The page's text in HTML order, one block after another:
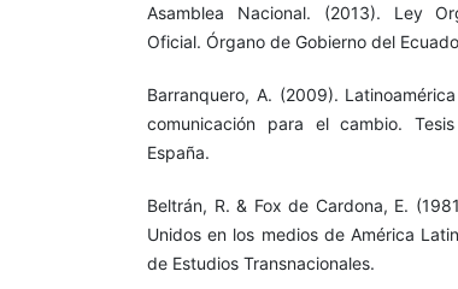
Asamblea Nacional. (2013). Ley
Oficial. Órgano de Gobierno del
Barranquero, A. (2009).
comunicación para el cambio.
España.
Beltrán, R. & Fox de Cardona, E.
Unidos en los medios de América
de Estudios Transnacionales.